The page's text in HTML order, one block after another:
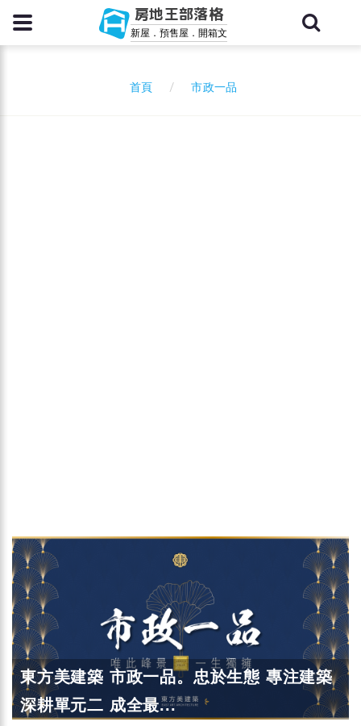
房地王部落格
新屋．預售屋．開箱文
首頁 市政一品
東方美建築 市政一品。忠於生態 專注建築
深耕單元二 成全最...